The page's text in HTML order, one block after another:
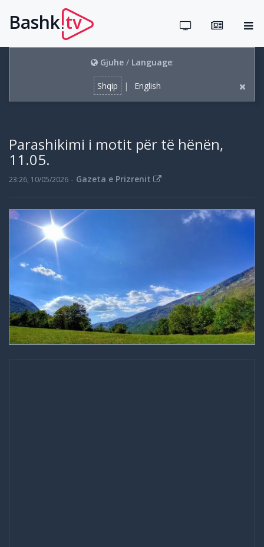
Bashk.tv
Gjuhe/ Language:
Shqip | English
Parashikimi i motit për të hënën,
11.05.
23:26, 10/05/2026 - Gazeta e Prizrenit